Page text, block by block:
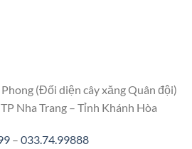
Phong (Đối diện cây xăng Quân đội)
Nha Trang – Tỉnh Khánh Hòa
– 033.74.99888